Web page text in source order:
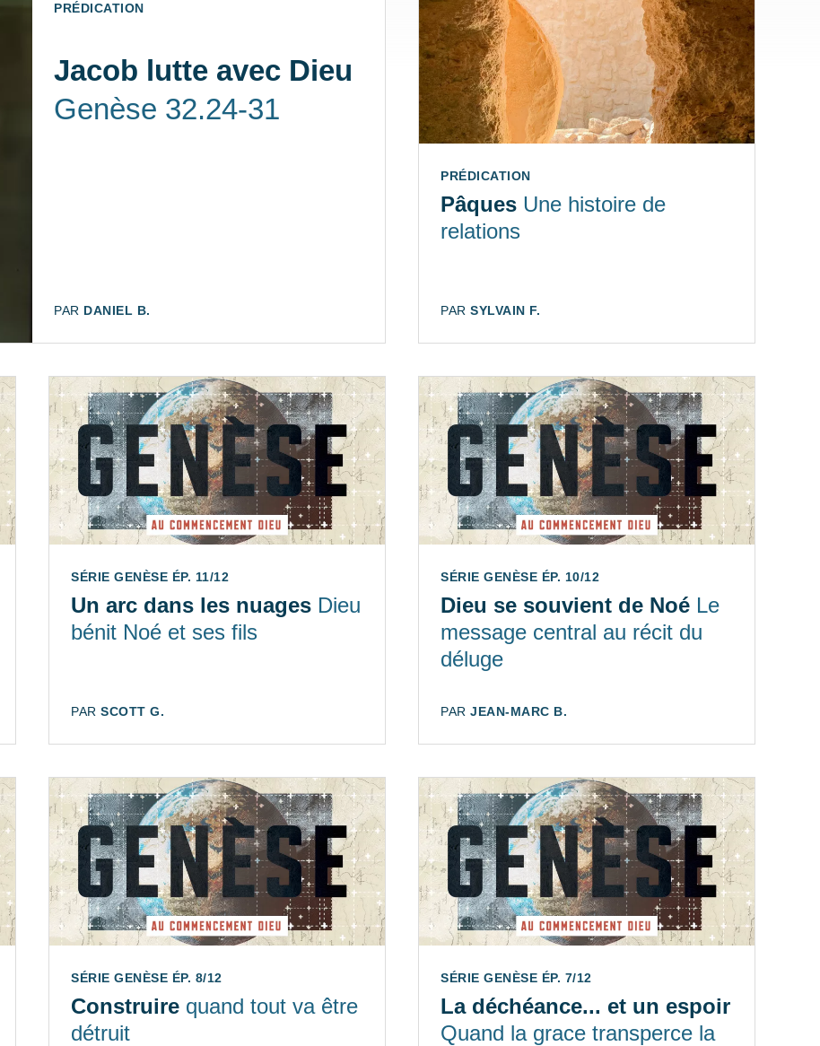
TYPE:
PRÉDICATION
Jacob lutte avec Dieu
Genèse 32.24-31
AUTEUR:
PAR DANIEL B.
TYPE:
PRÉDICATION
Pâques Une histoire de
relations
AUTEUR:
PAR SYLVAIN F.
SÉRIE GENÈSE ÉP. 11/12
Un arc dans les nuages Dieu
bénit Noé et ses fils
AUTEUR:
PAR SCOTT G.
SÉRIE GENÈSE ÉP. 10/12
Dieu se souvient de Noé Le
message central au récit du
déluge
AUTEUR:
PAR JEAN-MARC B.
SÉRIE GENÈSE ÉP. 8/12
Construire quand tout va être
détruit
SÉRIE GENÈSE ÉP. 7/12
La déchéance... et un espoir
Quand la grace transperce la